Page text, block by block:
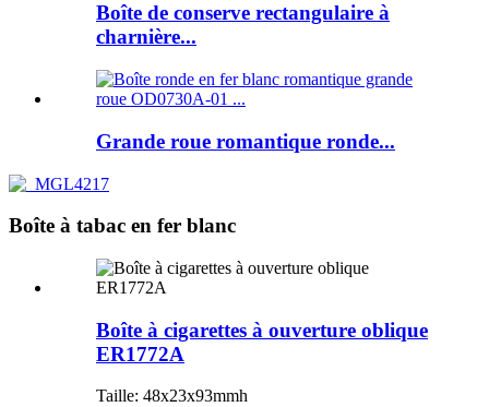
Boîte de conserve rectangulaire à
charnière...
Grande roue romantique ronde...
Boîte à tabac en fer blanc
Boîte à cigarettes à ouverture oblique
ER1772A
Taille: 48x23x93mmh